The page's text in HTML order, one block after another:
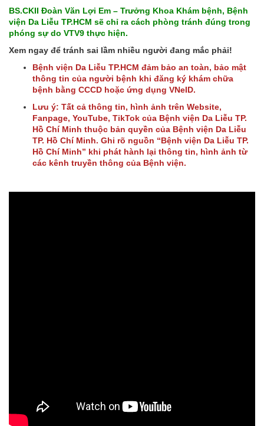
BS.CKII Đoàn Văn Lợi Em – Trưởng Khoa Khám bệnh, Bệnh
viện Da Liễu TP.HCM sẽ chỉ ra cách phòng tránh đúng trong
phóng sự do VTV9 thực hiện.
Xem ngay để tránh sai lầm nhiều người đang mắc phải!
Bệnh viện Da Liễu TP.HCM đảm bảo an toàn, bảo mật
thông tin của người bệnh khi đăng ký khám chữa
bệnh bằng CCCD hoặc ứng dụng VNeID.
Lưu ý: Tất cả thông tin, hình ảnh trên Website,
Fanpage, YouTube, TikTok của Bệnh viện Da Liễu TP.
Hồ Chí Minh thuộc bản quyền của Bệnh viện Da Liễu
TP. Hồ Chí Minh. Ghi rõ nguồn “Bệnh viện Da Liễu TP.
Hồ Chí Minh” khi phát hành lại thông tin, hình ảnh từ
các kênh truyền thông của Bệnh viện.